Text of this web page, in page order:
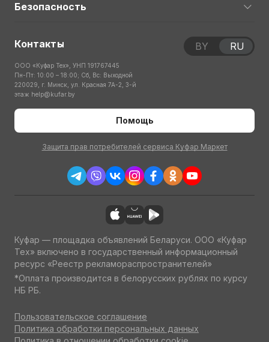
Безопасность
Контакты
ООО «Куфар Тех», УНП 191767445
Пн-Пт: 10:00 – 18:00; Сб, Вс: Выходной
220029, г. Минск, ул. Красная 7А-2, 3-й
этаж help@kufar.by
Помощь
Защита прав потребителей сервиса Куфар Маркет
BY RU
Куфар — площадка объявлений Беларуси. ООО «Куфар
Тех» включено в государственный информационный
ресурс «Реестр рекламораспространителей»
*Оплата производится в белорусских рублях по курсу
НБ РБ.
Пользовательское соглашение
Политика обработки персональных данных